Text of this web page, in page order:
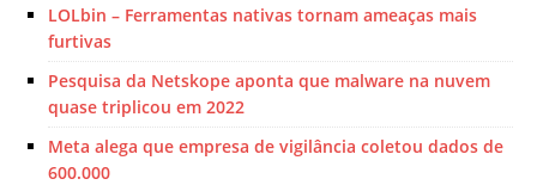
LOLbin – Ferramentas nativas tornam ameaças mais
furtivas
Pesquisa da Netskope aponta que malware na nuvem
quase triplicou em 2022
Meta alega que empresa de vigilância coletou dados de
600.000